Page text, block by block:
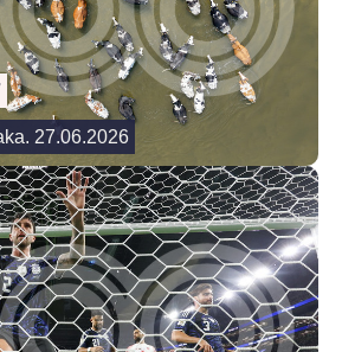
27.06.2026